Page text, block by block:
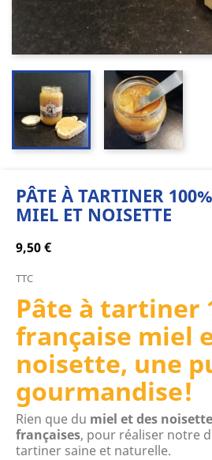
PÂTE À TARTINER
MIEL ET NOISETTE
9,50 €
TTC
Pâte à tartiner
française miel
noisette, une
gourmandise!
Rien que du miel et des
françaises, pour réaliser notre
tartiner saine et naturelle.